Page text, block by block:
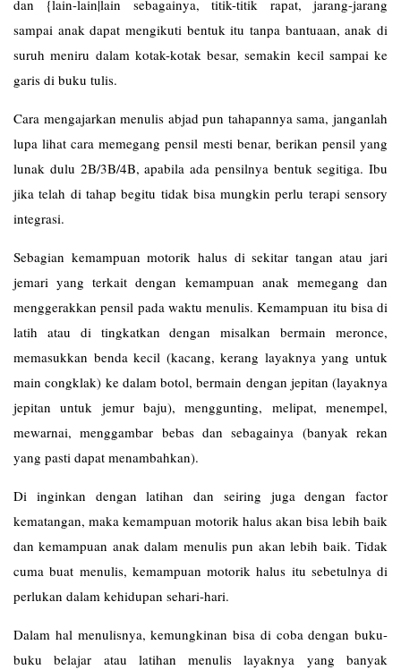
dan {lain-lain|lain sebagainya, titik-titik rapat, jarang-jarang
sampai anak dapat mengikuti bentuk itu tanpa bantuaan, anak di
suruh meniru dalam kotak-kotak besar, semakin kecil sampai ke
garis di buku tulis.
Cara mengajarkan menulis abjad pun tahapannya sama, janganlah
lupa lihat cara memegang pensil mesti benar, berikan pensil yang
lunak dulu 2B/3B/4B, apabila ada pensilnya bentuk segitiga. Ibu
jika telah di tahap begitu tidak bisa mungkin perlu terapi sensory
integrasi.
Sebagian kemampuan motorik halus di sekitar tangan atau jari
jemari yang terkait dengan kemampuan anak memegang dan
menggerakkan pensil pada waktu menulis. Kemampuan itu bisa di
latih atau di tingkatkan dengan misalkan bermain meronce,
memasukkan benda kecil (kacang, kerang layaknya yang untuk
main congklak) ke dalam botol, bermain dengan jepitan (layaknya
jepitan untuk jemur baju), menggunting, melipat, menempel,
mewarnai, menggambar bebas dan sebagainya (banyak rekan
yang pasti dapat menambahkan).
Di inginkan dengan latihan dan seiring juga dengan factor
kematangan, maka kemampuan motorik halus akan bisa lebih baik
dan kemampuan anak dalam menulis pun akan lebih baik. Tidak
cuma buat menulis, kemampuan motorik halus itu sebetulnya di
perlukan dalam kehidupan sehari-hari.
Dalam hal menulisnya, kemungkinan bisa di coba dengan buku-
buku belajar atau latihan menulis layaknya yang banyak